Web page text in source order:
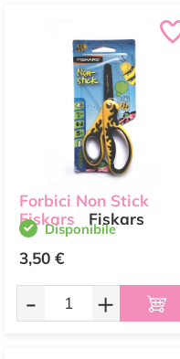
Forbici Non Stick
Fiskars
Fiskars
Disponibile
3,50 €
- +